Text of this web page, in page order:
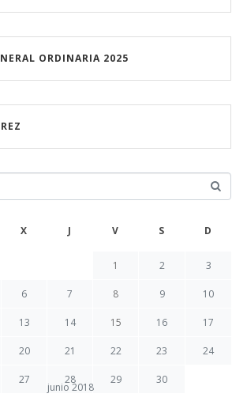
ORDINARIA 2025
junio 2018
X J V S D
1 2 3
6 7 8 9 10
13 14 15 16 17
20 21 22 23 24
27 28 29 30